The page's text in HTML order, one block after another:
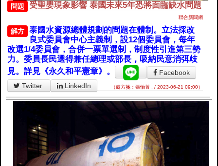
問題 受聖嬰現象影響 泰國未來5年恐將面臨缺水問題
聯合新聞網
解方
泰國水資源總體規劃的問題在體制。立法採改
良式委員會中心主義制，設12個委員會，每年
改選1/4委員會，合併一票單選制，制度性引進第三勢
力。委員長民選得兼任總理或部長，吸納民意消弭歧
見。詳見《永久和平憲章》。
Facebook
Twitter
LinkedIn （處方箋：張怡菁 . / 2023-06-21 09:00）